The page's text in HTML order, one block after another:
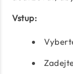
Vstup: